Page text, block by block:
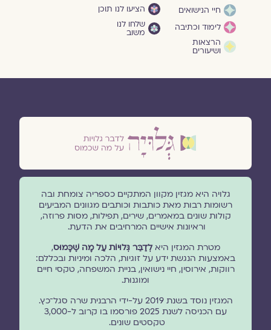
חיי הנישואים
לימוד וכתיבה
הרצאות
ושיעורים
הציעו לנו תוכן
שלחו לנו
משוב
גלויה היא מגזין מקוון המתקיים כספריה צומחת ובה
רשומות רבות מאת כותבות וכותבים מגוונים המביעים
קולות שונים במאמרים, שירים, תפילות, מסות פרוזה,
וראיונות אישיים המרחיבים את הדעת.
מטרת המגזין היאלְדַבֵּר גְּלוּיוֹת עַל מָה שֶׁכָּמוּס,
באמצעות הנגשת ידע על זוגיות, הלכה ומיניות ובכללם:
רווקות, אירוסין, חיי נישואין, בניית המשפחה, טקסי חיים
ומוגנוּת.
המגזין נוסד בשנת 2019 על-ידי הרבנית שרה סגל־כץ.
עם הכניסה לשנת 2025 פורסמו בו קרוב ל-3,000
טקסטים שונים.